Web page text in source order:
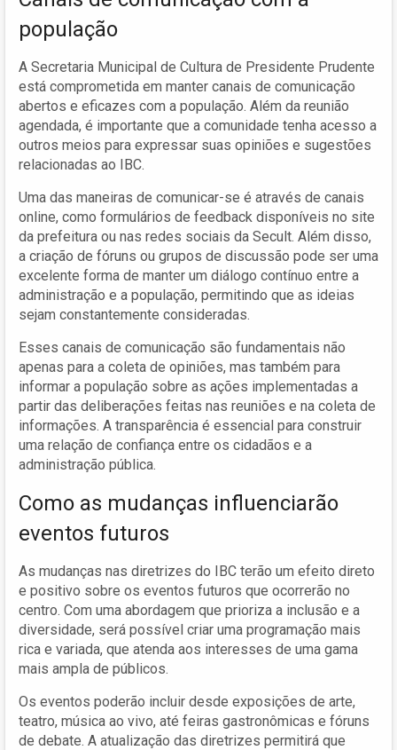
população
A Secretaria Municipal de Cultura de Presidente Prudente
está comprometida em manter canais de comunicação
abertos e eficazes com a população. Além da reunião
agendada, é importante que a comunidade tenha acesso a
outros meios para expressar suas opiniões e sugestões
relacionadas ao IBC.
Uma das maneiras de comunicar-se é através de canais
online, como formulários de feedback disponíveis no site
da prefeitura ou nas redes sociais da Secult. Além disso,
a criação de fóruns ou grupos de discussão pode ser uma
excelente forma de manter um diálogo contínuo entre a
administração e a população, permitindo que as ideias
sejam constantemente consideradas.
Esses canais de comunicação são fundamentais não
apenas para a coleta de opiniões, mas também para
informar a população sobre as ações implementadas a
partir das deliberações feitas nas reuniões e na coleta de
informações. A transparência é essencial para construir
uma relação de confiança entre os cidadãos e a
administração pública.
Como as mudanças influenciarão
eventos futuros
As mudanças nas diretrizes do IBC terão um efeito direto
e positivo sobre os eventos futuros que ocorrerão no
centro. Com uma abordagem que prioriza a inclusão e a
diversidade, será possível criar uma programação mais
rica e variada, que atenda aos interesses de uma gama
mais ampla de públicos.
Os eventos poderão incluir desde exposições de arte,
teatro, música ao vivo, até feiras gastronômicas e fóruns
de debate. A atualização das diretrizes permitirá que